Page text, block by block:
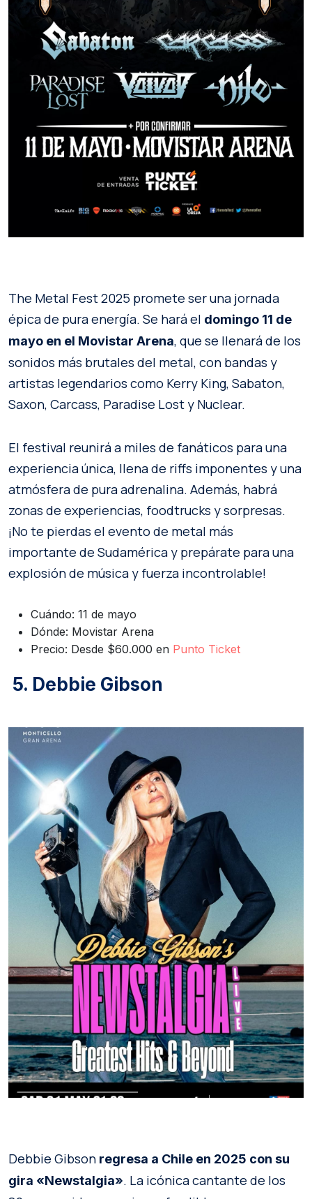
The Metal Fest 2025 promete ser una jornada
épica de pura energía. Se hará el domingo 11 de
mayo en el Movistar Arena, que se llenará de los
sonidos más brutales del metal, con bandas y
artistas legendarios como Kerry King, Sabaton,
Saxon, Carcass, Paradise Lost y Nuclear.
El festival reunirá a miles de fanáticos para una
experiencia única, llena de riffs imponentes y una
atmósfera de pura adrenalina. Además, habrá
zonas de experiencias, foodtrucks y sorpresas.
¡No te pierdas el evento de metal más
importante de Sudamérica y prepárate para una
explosión de música y fuerza incontrolable!
Cuándo: 11 de mayo
Dónde: Movistar Arena
Precio: Desde $60.000 en Punto Ticket
5. Debbie Gibson
Debbie Gibson regresa a Chile en 2025 con su
gira «Newstalgia». La icónica cantante de los